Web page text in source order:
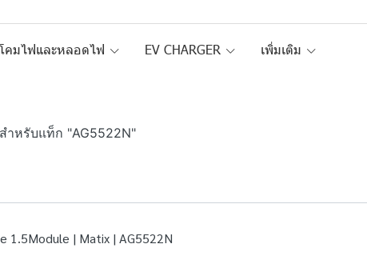
คมไฟและหลอดไฟ EV CHARGER เพิ่มเติม
ำหรับแท็ก "AG5522N"
1.5Module | Matix | AG5522N